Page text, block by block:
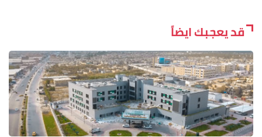
قد يعجبك ايضاً